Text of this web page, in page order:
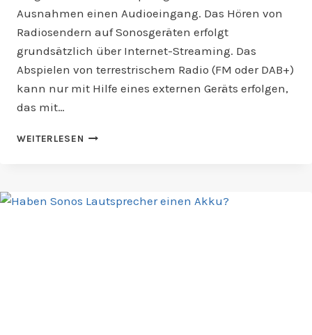
Ausnahmen einen Audioeingang. Das Hören von
Radiosendern auf Sonosgeräten erfolgt
grundsätzlich über Internet-Streaming. Das
Abspielen von terrestrischem Radio (FM oder DAB+)
kann nur mit Hilfe eines externen Geräts erfolgen,
das mit…
WEITERLESEN KANN
RADIO